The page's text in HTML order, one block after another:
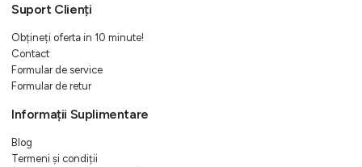
Suport Clienți
Obțineți oferta in 10 minute!
Contact
Formular de service
Formular de retur
Informații Suplimentare
Blog
Termeni și condiții